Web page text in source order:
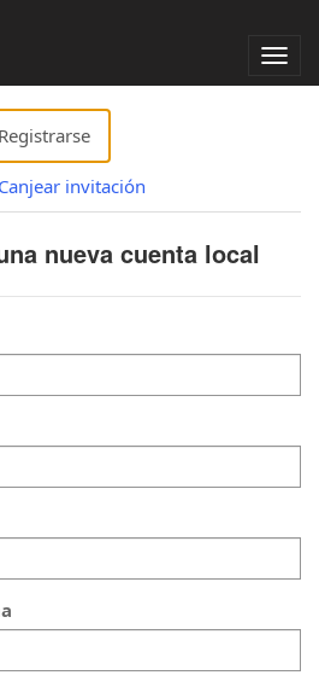
Registrarse
Canjear invitación
nueva cuenta local